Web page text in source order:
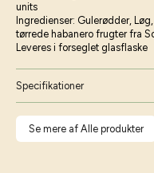
units
Ingredienser: Gulerødder,
tørrede habanero frugter fra
Leveres i forseglet glasflaske
Specifikationer
Se mere af Alle produkter